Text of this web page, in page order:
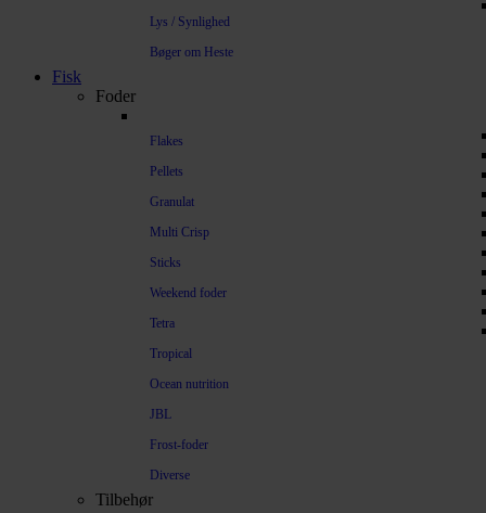
Lys / Synlighed
Bøger om Heste
Fisk
Foder
Flakes
Pellets
Granulat
Multi Crisp
Sticks
Weekend foder
Tetra
Tropical
Ocean nutrition
JBL
Frost-foder
Diverse
Tilbehør